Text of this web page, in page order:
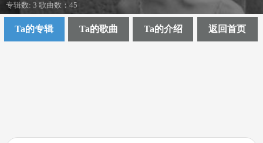
专辑数: 3 歌曲数：45
Ta的专辑 Ta的歌曲 Ta的介绍 返回首页